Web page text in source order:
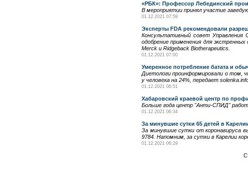
«РБК»: Профессор Лебединский
В мероприятии принял участие
01.12.2021 07:59
Эксперты FDA рекомендовали
Консультативный совет Управления
одобрение применения для
Merck и Ridgeback Biotherapeutics.
01.12.2021 07:00
Умеренное потребление батата и
Диетологи проинформировали о том,
у человека на 24%, передает
01.12.2021 06:51
Хабаровский краевой центр по
Больше года центр "Анти-СПИД"
01.12.2021 06:34
За минувшие сутки 65 детей в
За минувшие сутки от коронавируса
9784. Напомним, за сутки в Карелии
01.12.2021 06:29